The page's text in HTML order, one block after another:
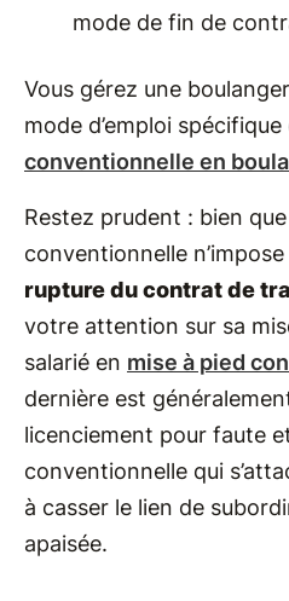
mode de fin de
Vous gérez une
mode d’emploi spécifique
conventionnelle en
Restez prudent : bien
conventionnelle
rupture du contrat de
votre attention sur sa
salarié en mise à pied
dernière est
licenciement pour faute
conventionnelle qui
à casser le lien de
apaisée.